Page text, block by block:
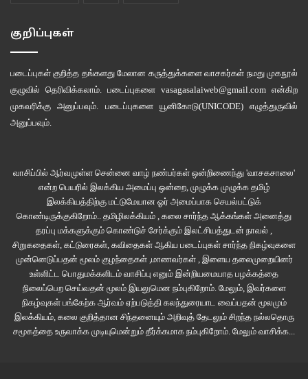
குறிப்புகள்
படைப்புகள் குறித்த தங்களது மேலான கருத்துக்களை வாசகர்கள் நமது முகநூல்
குழுவில் தெரிவிக்கலாம். படைப்புகளை vasagasalaiweb@gmail.com என்கிற
முகவரிக்கு அனுப்பவும். படைப்புகளை யூனிகோடு(UNICODE)எழுத்துருவில்
அனுப்பவும்.
வாசிப்பில் ஆர்வமுள்ள சென்னை வாழ் நண்பர்கள் ஒன்றிணைந்து 'வாசகசாலை'
என்ற பெயரில் இலக்கிய அமைப்பு ஒன்றை, முழுக்க முழுக்க தமிழ்
இலக்கியத்திற்கு மட்டுமேயான ஓர் அமைப்பாக செயல்பட்டுக்
கொண்டிருக்குகிறோம்.. தமிழிலக்கியம் , கலை சார்ந்த ஆக்கங்கள் அனைத்து
தரப்பு மக்களுக்கும் கொண்டுச் சேர்க்கும் இலட்சியத்துடன் நாவல் ,
சிறுகதைகள், கட்டுரைகள், கவிதைகள் ஆகிய படைப்புகள் சார்ந்த நிகழ்வுகளை
முன்னெடுப்பதன் மூலம் குழந்தைகள் ,மாணவர்கள் , இளைய தலைமுறையினர்
உள்ளிட்ட பொதுமக்களிடம் வாசிப்பு எனும் இன்றியமையாத பழக்கத்தை
நிலைப்பெற செய்வதன் மூலம் இயலுமென நம்புகிறோம். மேலும், இவர்களை
நிகழ்வுகள் பங்கேற்க ஆர்வம் ஏற்படுத்தி கலந்துரையாட வைப்பதன் மூலமும்
இலக்கியம், கலை குறித்தான சிந்தனையும் அறிவுத் தேடலும் சிறந்த நல்லதொரு
சமூகத்தை உருவாக்க முடியுமென்றும் தீர்க்கமாக நம்புகிறோம். மேலும் வாசிக்க...